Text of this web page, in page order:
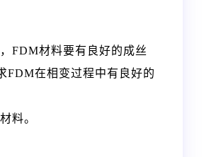
FDM材料要有良好的成丝
FDM在相变过程中有良好的
料。